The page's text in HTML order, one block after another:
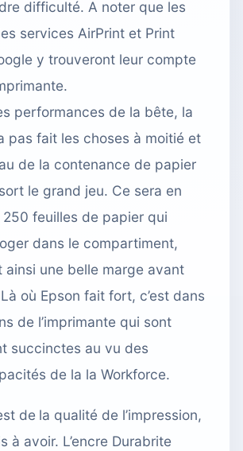
difficulté. A noter que les
services AirPrint et Print
y trouveront leur compte
performances de la bête, la
pas fait les choses à moitié et
de la contenance de papier
le grand jeu. Ce sera en
feuilles de papier qui
dans le compartiment,
ainsi une belle marge avant
où Epson fait fort, c’est dans
de l’imprimante qui sont
succinctes au vu des
de la la Workforce.
de la qualité de l’impression,
à avoir. L’encre Durabrite